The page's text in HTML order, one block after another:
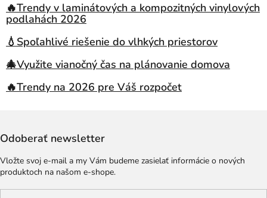
🔥Trendy v laminátových a kompozitných vinylových
podlahách 2026
💧Spoľahlivé riešenie do vlhkých priestorov
🎄Využite vianočný čas na plánovanie domova
🔥Trendy na 2026 pre Váš rozpočet
Odoberať newsletter
Vložte svoj e-mail a my Vám budeme zasielať informácie o nových
produktoch na našom e-shope.